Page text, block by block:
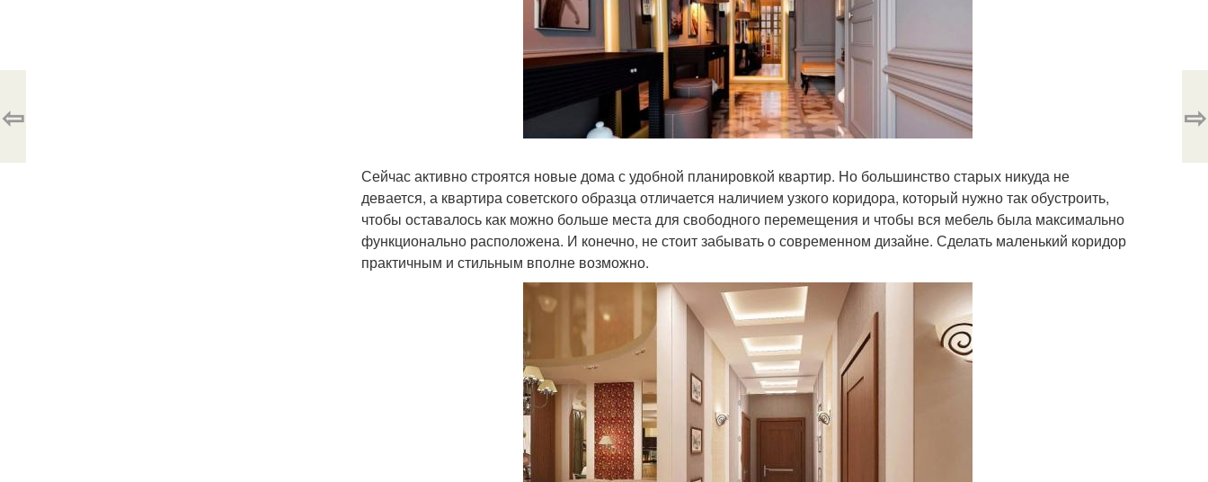
Сейчас активно строятся новые дома с удобной планировкой квартир. Но большинство старых никуда не
девается, а квартира советского образца отличается наличием узкого коридора, который нужно так обустроить,
чтобы оставалось как можно больше места для свободного перемещения и чтобы вся мебель была максимально
функционально расположена. И конечно, не стоит забывать о современном дизайне. Сделать маленький коридор
практичным и стильным вполне возможно.
⇦ ⇨